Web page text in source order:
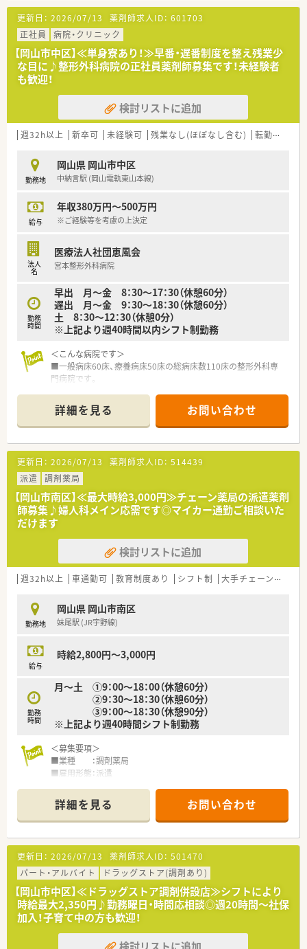
併設店でのご勤務の場合はOTCに関しても身近に学ぶ環境が
ございますので
幅広い知識と経験を蓄積する事が可能となります。
■基本的には残業が発生しないようなシフト環境を整えており
ます。
有給取得率も高く、自己啓発休暇も含め、年間120日以上の
休暇取得が可能な法人となります。
そのため、公私ともに充実してご勤務して頂く事が可能です。
＜こんな方にもオススメ＞
■OTCも学べる環境で、マルチな薬剤師を目指したい方
■患者様から選ばれる薬剤師としてスキルアップしたい方
少しでも気になった方はお問い合わせくださいませ
【募集背景と求める人物像について】
■今回は体制強化のための定期採用となり、長く地域医療に貢献
していただける方を募集しています。
■調剤経験の有無は問わず、50代までの方からのご応募も幅広
くお待ちしております。
■皮膚科領域の専門性を高めたいという意欲のある方を、法人と
して歓迎いたします。
【法人特徴について】
■岡山市内を中心に6店舗の調剤薬局を運営し、地域に根差した
医療サービスを提供しています。
されている点が特徴です。
■人事担当者も店舗のフォロー業務を行うため、現場の状況に深
い理解がある法人です。
【想定される業務内容】
■皮膚科の処方箋が中心となり、軟膏やクリーム剤などの調剤・
とができる環境です。
■電子薬歴システムを活用しながら、患者様の状態を正確に記録
更新日： 2026/07/13 薬剤師求人ID： 601703
正社員
病院・クリニック
【岡山市中区】≪単身寮あり！≫早番・遅番制度を整え残業少
な目に♪整形外科病院の正社員薬剤師募集です！未経験者
も歓迎！
検討リストに追加
週32h以上 新卒可 未経験可 残業なし(ほぼなし含む) 転勤なし
勤務地
岡山県 岡山市中区
中納言駅 (岡山電軌東山本線)
給与
年収380万円～500万円
※ご経験等を考慮の上決定
法人
名
医療法人社団恵風会
宮本整形外科病院
勤務
時間
早出 月～金 8：30～17：30（休憩60分）
遅出 月～金 9：30～18：30（休憩60分）
土 8：30～12：30（休憩0分）
※上記より週40時間以内シフト制勤務
＜こんな病院です＞
■一般病床60床、療養病床50床の総病床数110床の整形外科専
門病院です。
中心に診療、手術を行っています。
■関連施設として老人保健施設、特別養護老人ホームなどの介護
サービス事業も整備しており医療と福祉の連携を重視し地域医
療の発展を目指しています。
■最寄りのバス停より徒歩3分！マイカー通勤ももちろんOK♪
＜業務内容＞
■処方箋による調剤業務、服薬指導、薬剤情報の提供、病棟業務
など
＜研修制度＞
■現場の先輩薬剤師より指導を受けて頂きます。
＜こんな方にもオススメ＞
■調剤未経験の方
■整形外科領域に興味のある方
詳細を見る お問い合わせ
更新日： 2026/07/13 薬剤師求人ID： 514439
派遣
調剤薬局
【岡山市南区】≪最大時給3,000円≫チェーン薬局の派遣薬剤
師募集♪婦人科メイン応需です◎マイカー通勤ご相談いた
だけます
検討リストに追加
週32h以上 車通勤可 教育制度あり シフト制 大手チェーン以外
勤務地
岡山県 岡山市南区
妹尾駅 (JR宇野線)
給与
時給2,800円～3,000円
勤務
時間
月～土 ①9：00～18：00（休憩60分）
②9：30～18：30（休憩60分）
③9：00～18：30（休憩90分）
※上記より週40時間シフト制勤務
＜募集要項＞
■業種 ：調剤薬局
■雇用形態：派遣
■資格 ：薬剤師免許をお持ちの方（取得見込みの方を含む）
■給与 ：
時給3,000円～3,200円
※ご経験・勤務シフトによる
■勤務時間：
月～土 ①9：00～18：00（休憩60分）
②9：30～18：30（休憩60分）
③9：00～18：30（休憩90分）
※上記より週40時間シフト制勤務
■休日 ：
日祝＋シフトによる 有給休暇（取得条件有り）、夏季休暇（取得
条件有り）
詳細を見る お問い合わせ
更新日： 2026/07/13 薬剤師求人ID： 501470
パート・アルバイト
ドラッグストア(調剤あり)
【岡山市中区】≪ドラッグストア調剤併設店≫シフトにより
時給最大2,350円♪勤務曜日・時間応相談◎週20時間～社保
加入！子育て中の方も歓迎！
検討リストに追加